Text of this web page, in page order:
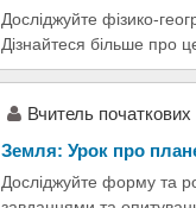
Досліджуйте фізико-
Дізнайтеся більше про
Вчитель
Земля: Урок про
Досліджуйте форму та